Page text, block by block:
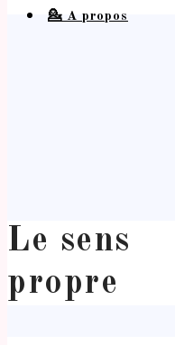
💁 A propos
Le sens
propre